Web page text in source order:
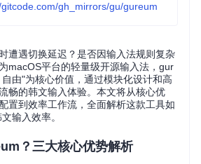
gh_mirrors/gu/gureum
遭遇切换延迟？是否因输入法规则复杂
macOS平台的轻量级开源输入法，gur
由"为核心价值，通过模块化设计和高
畅的韩文输入体验。本文将从核心优
置到效率工作流，全面解析这款工具如
输入效率。
？三大核心优势解析